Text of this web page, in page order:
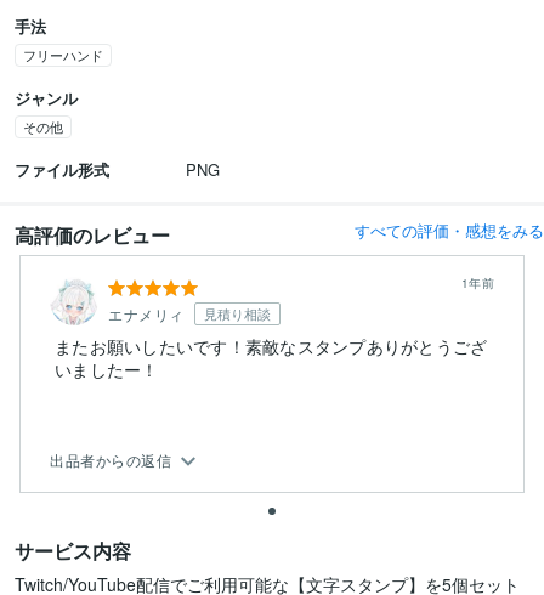
手法
フリーハンド
ジャンル
その他
ファイル形式 PNG
高評価のレビュー すべての評価・感想をみる
エナメリィ 見積り相談
1年前
またお願いしたいです！素敵なスタンプありがとうござ
いましたー！
出品者からの返信
サービス内容
Twitch/YouTube配信でご利用可能な【文字スタンプ】を5個セット